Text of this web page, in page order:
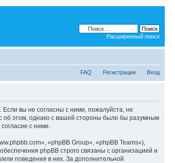
Расширенный поиск
FAQ Регистрация Вход
вы не согласны с ними, пожалуйста, не
об этом, однако с вашей стороны было бы разумным
с ними.
«phpBB Group», «phpBB Teams»),
phpBB строго связаны с организацией и
поведения в них. За дополнительной